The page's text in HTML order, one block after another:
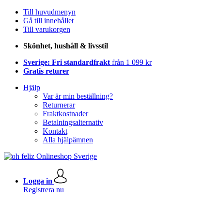
Till huvudmenyn
Gå till innehållet
Till varukorgen
Skönhet, hushåll & livsstil
Sverige: Fri standardfrakt från 1 099 kr
Gratis returer
Hjälp
Var är min beställning?
Returnerar
Fraktkostnader
Betalningsalternativ
Kontakt
Alla hjälpämnen
Logga in
Registrera nu